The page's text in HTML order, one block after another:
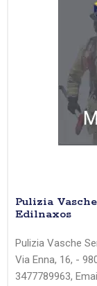
Pulizia
Edilnaxos
Pulizia Vasche
Via Enna, 16, -
3477789963,